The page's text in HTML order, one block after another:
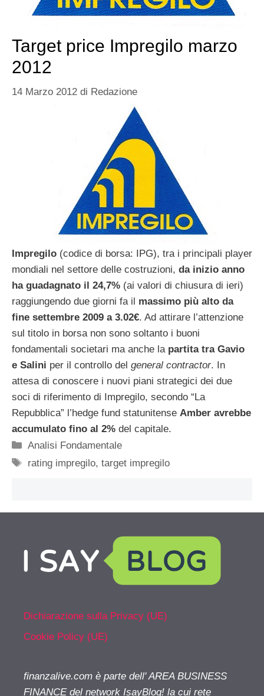
Target price Impregilo marzo
2012
14 Marzo 2012 di Redazione
Impregilo (codice di borsa: IPG), tra i principali player
mondiali nel settore delle costruzioni, da inizio anno
ha guadagnato il 24,7% (ai valori di chiusura di ieri)
raggiungendo due giorni fa il massimo più alto da
fine settembre 2009 a 3.02€. Ad attirare l’attenzione
sul titolo in borsa non sono soltanto i buoni
fondamentali societari ma anche la partita tra Gavio
e Salini per il controllo del general contractor. In
attesa di conoscere i nuovi piani strategici dei due
soci di riferimento di Impregilo, secondo “La
Repubblica” l’hedge fund statunitense Amber avrebbe
accumulato fino al 2% del capitale.
Categorie
Analisi Fondamentale
Tag
rating impregilo,target impregilo
Dichiarazione sulla Privacy (UE)
Cookie Policy (UE)
finanzalive.com è parte dell' AREA BUSINESS
FINANCE del network IsayBlog! la cui rete